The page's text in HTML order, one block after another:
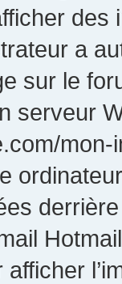
a
sur le
serveur